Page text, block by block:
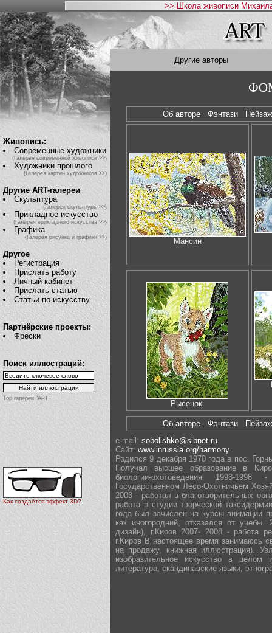
>> Школа живописи
Живопись:
Современные художники
(Галерея современной живописи >>)
Художники прошлого
(Галерея картин художников >>)
Другие ART-галереи
Скульптура
(Галерея скульптуры >>)
Прикладное искусство
(Галерея прикладного искусства >>)
Графика
(Галерея рисунка и графики >>)
Другое
Регистрация
Прислать работу
Личный кабинет
Прислать статью
Статьи по искусству
Партнёрские проекты:
Фрески
Поиск иллюстраций:
Top галереи "АРТ"
Как создаётся эффект 3D?
Другие авторы
Об авторе Фэнтази
Мансин
Рысенок.
Об авторе Фэнтази
e-mail: sobolishko@sibnet.ru
Сайт: www.inrussia.org/harmony
Родился 9 декабря 1970 года в пос.
Получал высшее образование в
биологии-охотоведения 1993-
Государственном Лесо-Охотничьем
2003 - работал в благотворительных
работа в студии творческой
года был зачислен на курсы анимации
как иногородний, отказался от
дизайн), г.Киров 2007- 2008 - работа
г.Киров В настоящее время занимаюсь
на продажу, книжная иллюстрация).
изобразительное искусство в целом
литература, скандинавские языки,